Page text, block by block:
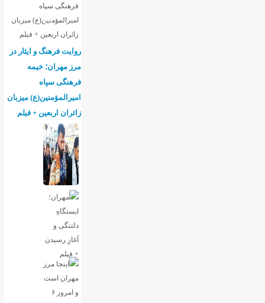
روایت فرهنگ و ایثار در
مرز مهران؛ خیمه
فرهنگی سپاه
امیرالمؤمنین(ع) میزبان
زائران اربعین + فیلم